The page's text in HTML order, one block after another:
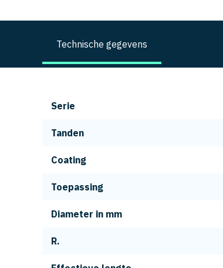
Technische gegevens
Serie
Tanden
Coating
Toepassing
Diameter in mm
R.